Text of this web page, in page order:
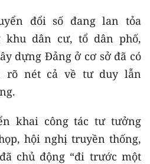
đổi số đang lan tỏa
khu dân cư, tổ dân phố,
dựng Đảng ở cơ sở đã có
rõ nét cả về tư duy lẫn
khai công tác tư tưởng
hội nghị truyền thống,
chủ động “đi trước một